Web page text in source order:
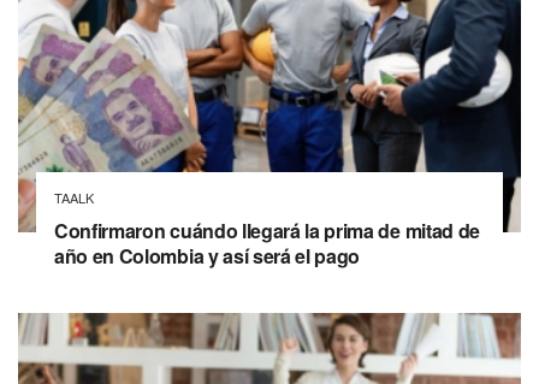
TAALK
Confirmaron cuándo llegará la prima de mitad de
año en Colombia y así será el pago